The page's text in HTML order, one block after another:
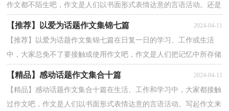
作文都不陌生吧，作文是人们以书面形式表情达意的言语活动。还是
【推荐】以爱为话题作文集锦七篇 2024-04-11
【推荐】以爱为话题作文集锦七篇在日复一日的学习、工作或生活
中，大家总免不了要接触或使用作文吧，作文是人们把记忆中所存储
【精品】感动话题作文集合十篇 2024-04-11
【精品】感动话题作文集合十篇在生活、工作和学习中，大家都接触
过作文吧，作文是人们以书面形式表情达意的言语活动。写起作文来